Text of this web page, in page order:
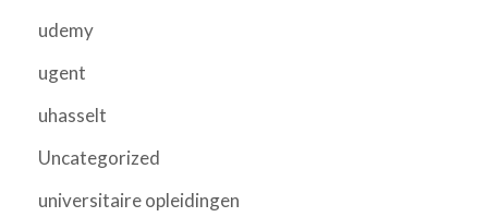
udemy
ugent
uhasselt
Uncategorized
universitaire opleidingen